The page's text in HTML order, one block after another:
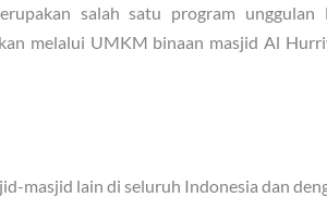
salah satu program unggulan
melalui UMKM binaan masjid Al
masjid lain di seluruh Indonesia dan